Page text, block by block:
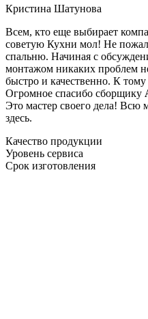
Кристина Шатунова
Всем, кто еще выбирает
советую Кухни мол! Не
спальню. Начиная с
монтажом никаких проблем
быстро и качественно. К
Огромное спасибо сборщику
Это мастер своего дела! Всю
здесь.
Качество продукции
Уровень сервиса
Срок изготовления